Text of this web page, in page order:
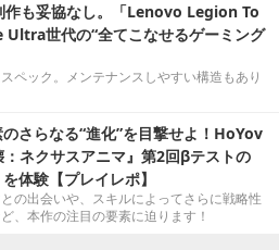
作も妥協なし。「Lenovo Legion To
世代の“全てこなせるゲーミング
ペック。メンテナンスしやすい構造もあり
さらなる“進化”を目撃せよ！HoYov
ネクサスアニマ』第2回βテストの
体験【プレイレポ】
の出会いや、スキルによってさらに戦略性
、本作の注目の要素に迫ります！